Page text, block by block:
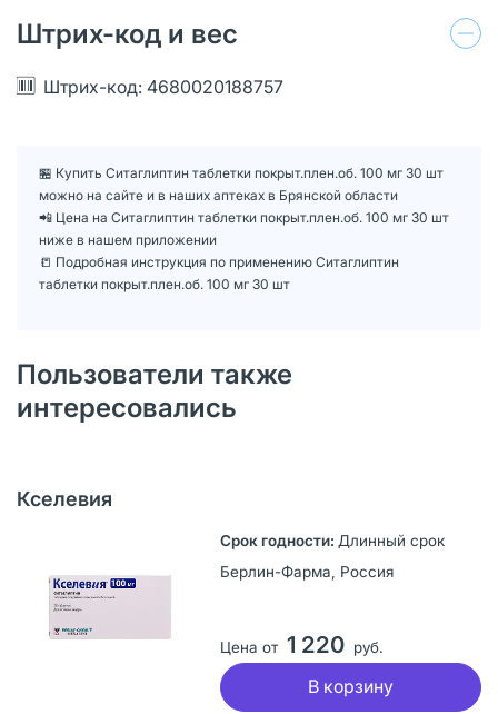
Штрих-код и вес
Штрих-код: 4680020188757
🏪 Купить Ситаглиптин таблетки покрыт.плен.об. 100 мг 30 шт
можно на сайте и в наших аптеках в Брянской области
📲 Цена на Ситаглиптин таблетки покрыт.плен.об. 100 мг 30 шт
ниже в нашем приложении
📒 Подробная инструкция по применению Ситаглиптин
таблетки покрыт.плен.об. 100 мг 30 шт
Пользователи также
интересовались
Кселевия
Длинный срок
Берлин-Фарма, Россия
Цена от 1 220 руб.
В корзину